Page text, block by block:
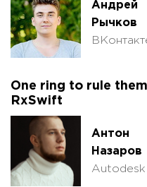
Андрей
Рычков
One ring to rule
RxSwift
Антон
Назаров
Autodesk